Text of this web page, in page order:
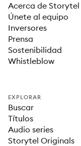
Acerca de Storytel
Únete al equipo
Inversores
Prensa
Sostenibilidad
Whistleblow
EXPLORAR
Buscar
Títulos
Audio series
Storytel Originals